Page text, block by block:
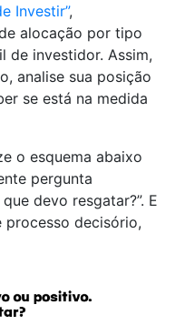
Investir”,
alocação por tipo
de investidor. Assim,
analise sua posição
se está na medida
o esquema abaixo
pergunta
devo resgatar?”. E
processo decisório,